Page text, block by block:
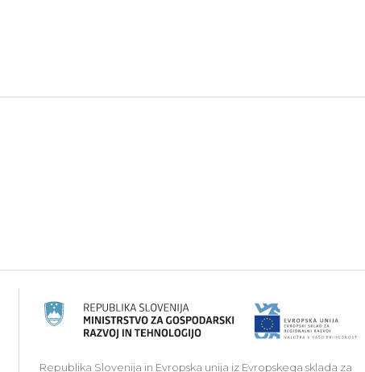
podeželja: Evropa investira v podeželje.
Republika Slovenija in Evropska unija iz Evropskega sklada za